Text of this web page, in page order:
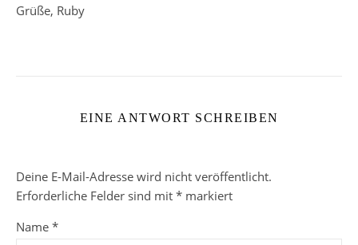
Grüße, Ruby
EINE ANTWORT SCHREIBEN
Deine E-Mail-Adresse wird nicht veröffentlicht.
Erforderliche Felder sind mit * markiert
Name *